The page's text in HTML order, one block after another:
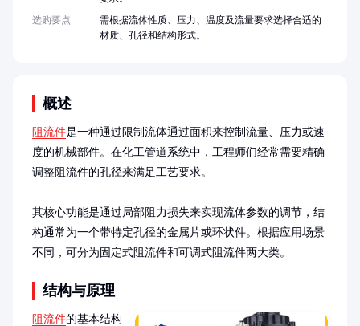
概述
阻流件是一种通过限制流体通过面积来控制流量、压力或速
度的机械部件。在化工管道系统中，工程师们经常需要精确
调整阻流件的孔径来满足工艺要求。
其核心功能是通过局部阻力损失来实现流体参数的调节，结
构通常为一个带特定孔径的金属片或环状件。根据应用场景
不同，可分为固定式阻流件和可调式阻流件两大类。
结构与原理
阻流件的基本结构
选购要点
需根据流体性质、压力、温度及流量要求选择合适的
材质、孔径和结构形式。